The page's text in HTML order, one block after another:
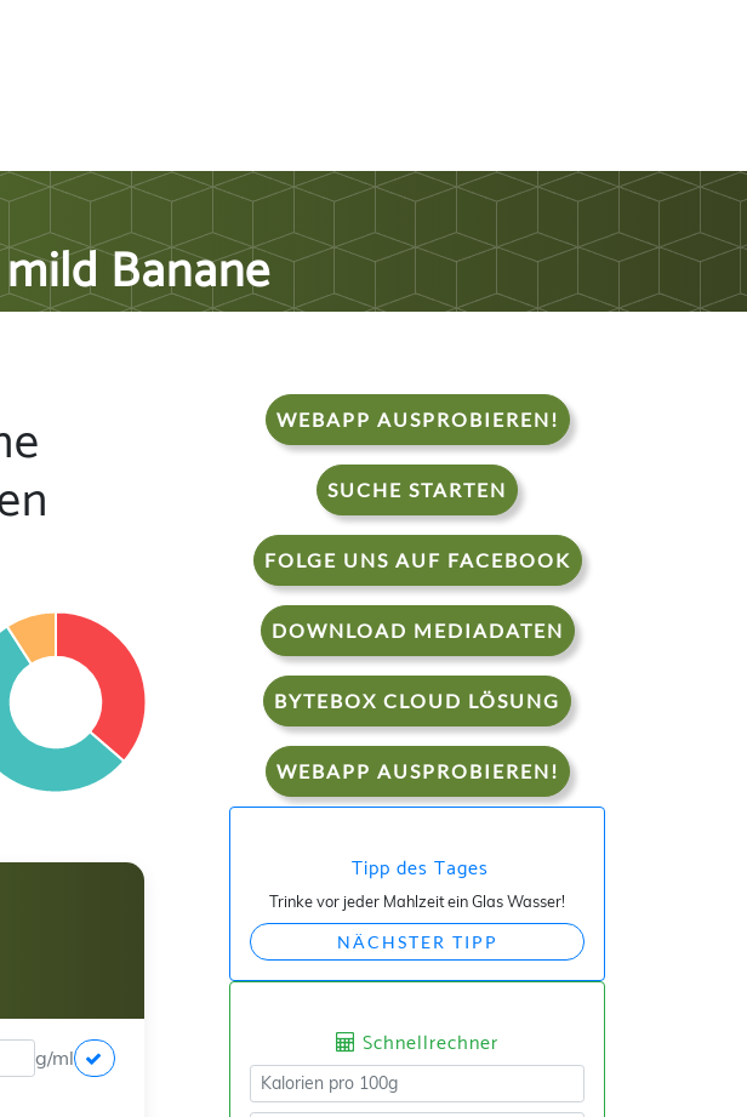
Banane
g/ml
WEBAPP AUSPROBIEREN!
SUCHE STARTEN
FOLGE UNS AUF FACEBOOK
DOWNLOAD MEDIADATEN
BYTEBOX CLOUD LÖSUNG
WEBAPP AUSPROBIEREN!
Tipp des Tages
Trinke vor jeder Mahlzeit ein Glas Wasser!
NÄCHSTER TIPP
Schnellrechner